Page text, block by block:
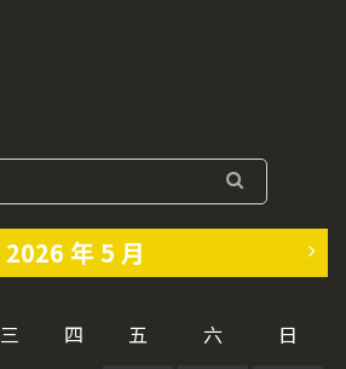
2026 年 5 月
三 四 五 六 日